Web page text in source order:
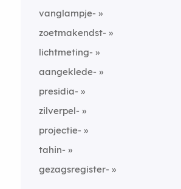
vanglampje-
zoetmakendst-
lichtmeting-
aangeklede-
presidia-
zilverpel-
projectie-
tahin-
gezagsregister-